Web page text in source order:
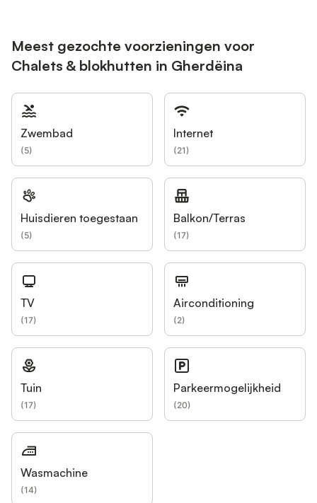
Meest gezochte voorzieningen voor
Chalets & blokhutten in Gherdëina
Zwembad
(5)
Internet
(21)
Huisdieren toegestaan
(5)
Balkon/Terras
(17)
TV
(17)
Airconditioning
(2)
Tuin
(17)
Parkeermogelijkheid
(20)
Wasmachine
(14)